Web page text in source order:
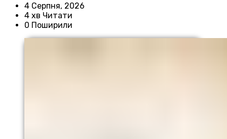
4 Серпня, 2026
4 хв Читати
0 Поширили